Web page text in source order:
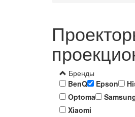
Бренды
BenQ
Epson
Optoma
Xiaomi